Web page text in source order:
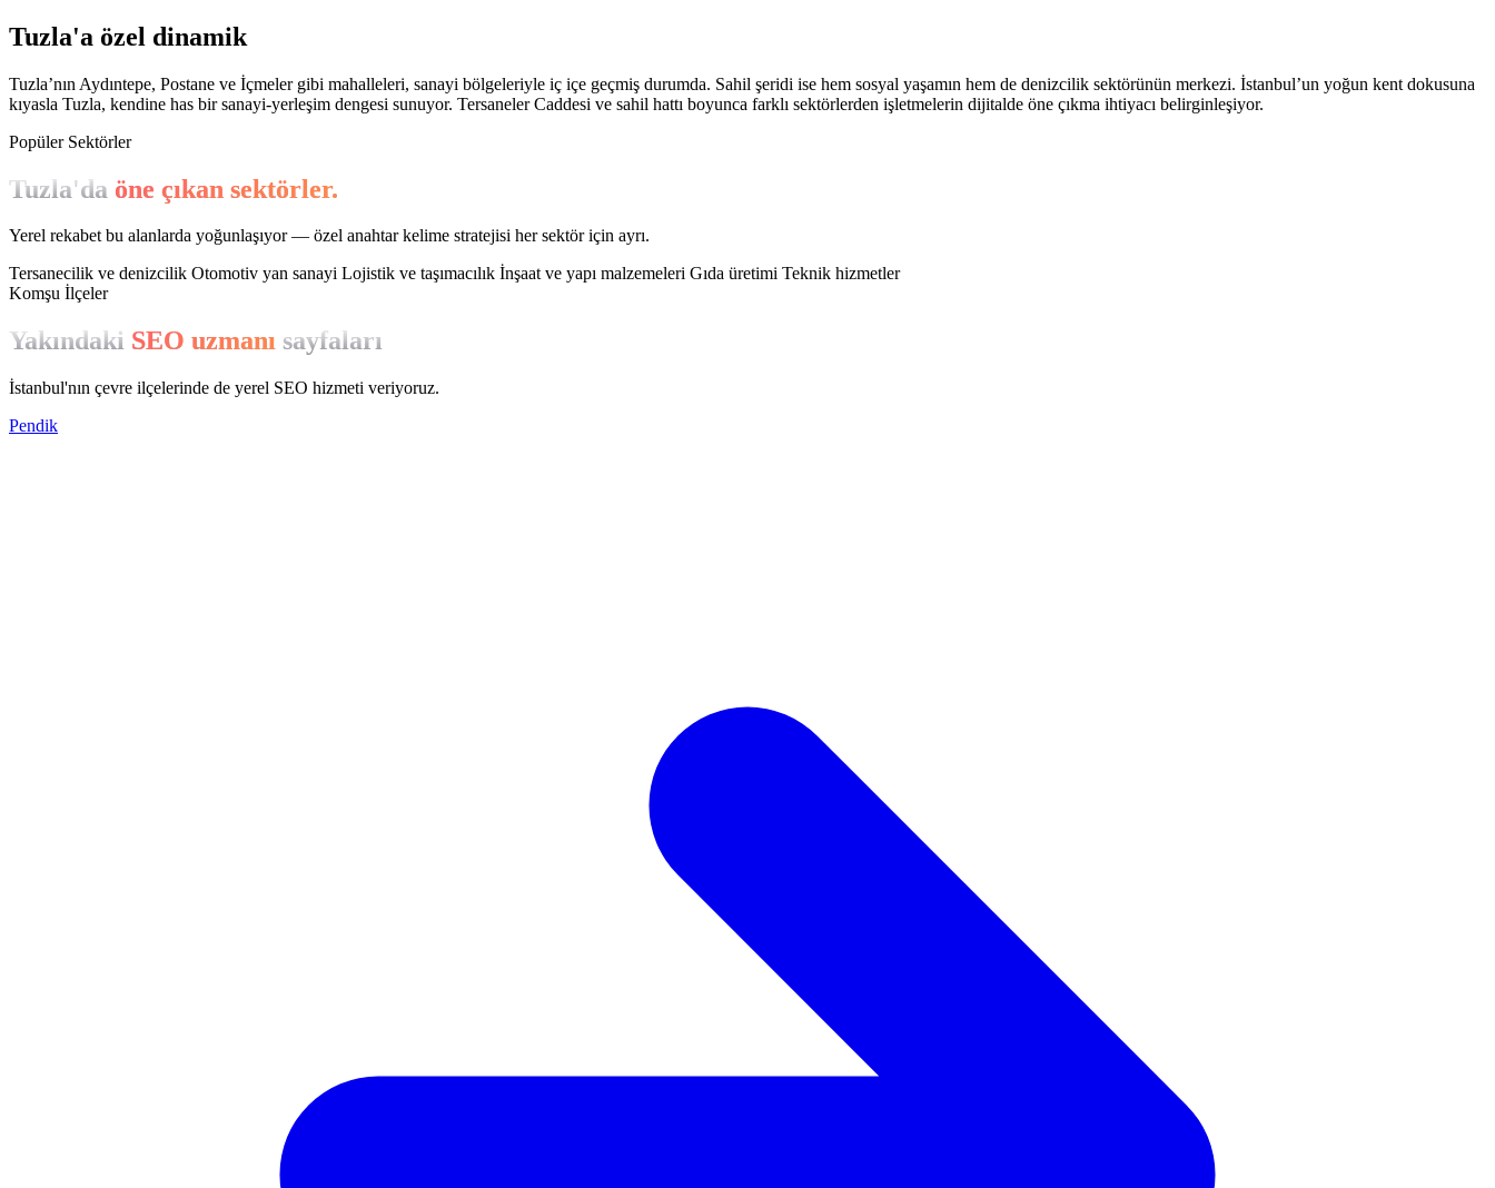
Tuzla'a özel dinamik
Tuzla’nın Aydıntepe, Postane ve İçmeler gibi mahalleleri, sanayi bölgeleriyle iç içe geçmiş durumda. Sahil şeridi ise hem sosyal yaşamın hem de denizcilik sektörünün merkezi. İstanbul’un yoğun kent dokusuna
kıyasla Tuzla, kendine has bir sanayi-yerleşim dengesi sunuyor. Tersaneler Caddesi ve sahil hattı boyunca farklı sektörlerden işletmelerin dijitalde öne çıkma ihtiyacı belirginleşiyor.
Popüler Sektörler
Tuzla'da öne çıkan sektörler.
Yerel rekabet bu alanlarda yoğunlaşıyor — özel anahtar kelime stratejisi her sektör için ayrı.
Tersanecilik ve denizcilik Otomotiv yan sanayi Lojistik ve taşımacılık İnşaat ve yapı malzemeleri Gıda üretimi Teknik hizmetler
Komşu İlçeler
Yakındaki SEO uzmanı sayfaları
İstanbul'nın çevre ilçelerinde de yerel SEO hizmeti veriyoruz.
Pendik